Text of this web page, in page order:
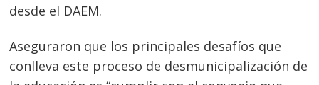
desde el DAEM.
Aseguraron que los principales desafíos que
conlleva este proceso de desmunicipalización de